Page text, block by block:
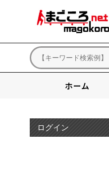
ホーム
ログイン